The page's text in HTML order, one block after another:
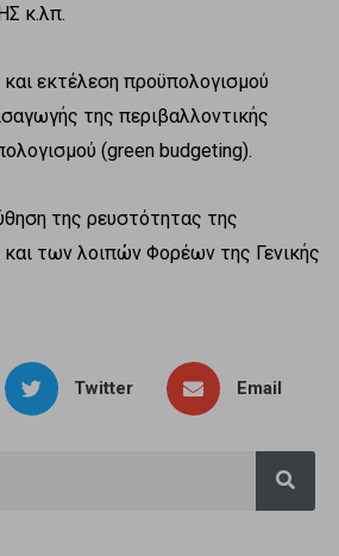
κ.λπ.
εκτέλεση προϋπολογισμού
της περιβαλλοντικής
(green budgeting).
της ρευστότητας της
και των λοιπών Φορέων της Γενικής
Twitter Email